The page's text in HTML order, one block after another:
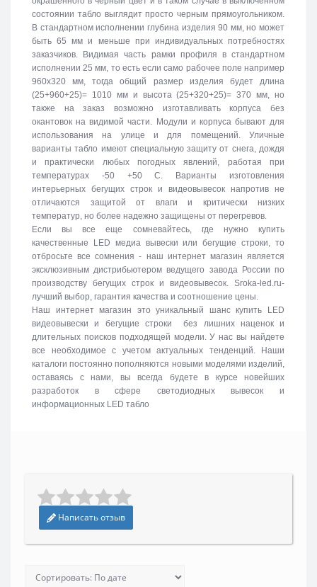
состоянии табло выглядит просто черным прямоугольником.
В стандартном исполнении глубина изделия 90 мм, но может
быть 65 мм и меньше при индивидуальных потребностях
заказчиков. Видимая часть рамки профиля в стандартном
исполнении 25 мм, то есть если само рабочее поле например
960х320 мм, тогда общий размер изделия будет длина
(25+960+25)= 1010 мм и высота (25+320+25)= 370 мм, но
также на заказ возможно изготавливать корпуса без
окантовок на видимой части. Модули и корпуса бывают для
использования на улице и для помещений. Уличные
варианты табло имеют специальную защиту от снега, дождя
и практически любых погодных явлений, работая при
температурах -50 +50 C. Варианты изготовления
интерьерных бегущих строк и видеовывесок напротив не
отличаются защитой от влаги и критически низких
температур, но более надежно защищены от перегревов.
Если вы все еще сомневайтесь, где нужно купить
качественные LED медиа вывески или бегущие строки, то
отбросьте все сомнения - наш интернет магазин является
эксклюзивным дистрибьютером ведущего завода России по
производству бегущих строк и видеовывесок. Sroka-led.ru-
лучший выбор, гарантия качества и соотношение цены.
Наш интернет магазин это уникальный шанс купить LED
видеовывески и бегущие строки без лишних наценок и
длительных поисков подходящей модели. У нас вы найдете
все необходимое с учетом актуальных тенденций. Наши
каталоги постоянно пополняются новыми моделями изделий,
оставаясь с нами, вы всегда будете в курсе новейших
разработок в сфере светодиодных вывесок и
информационных LED табло
Написать отзыв